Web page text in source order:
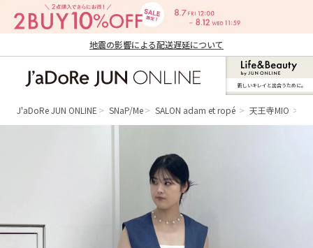
地震の影響による配送遅延について
ン オンライン）
新しいキレイと出合うために。
J'aDoRe JUN ONLINE SNaP/Me SALON adam et ropé 天王寺MIO